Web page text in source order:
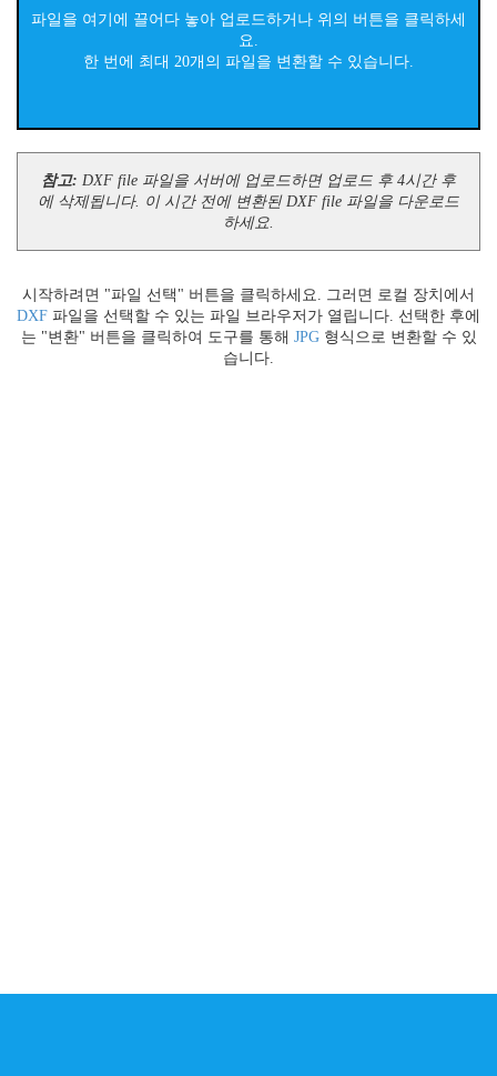
파일을 여기에 끌어다 놓아 업로드하거나 위의 버튼을 클릭하세
요.
한 번에 최대 20개의 파일을 변환할 수 있습니다.
참고: DXF file 파일을 서버에 업로드하면 업로드 후 4시간 후
에 삭제됩니다. 이 시간 전에 변환된 DXF file 파일을 다운로드
하세요.
시작하려면 "파일 선택" 버튼을 클릭하세요. 그러면 로컬 장치에서
DXF 파일을 선택할 수 있는 파일 브라우저가 열립니다. 선택한 후에
는 "변환" 버튼을 클릭하여 도구를 통해 JPG형식으로 변환할 수 있
습니다.